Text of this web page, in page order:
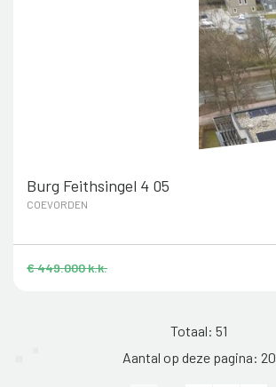
Burg Feithsingel 4 05
COEVORDEN
€ 449.000 k.k.
Totaal: 51
Aantal op deze pagina: 20